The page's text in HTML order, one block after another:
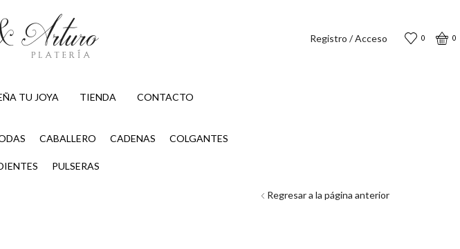
Registro / Acceso 0 0
TU JOYA TIENDA CONTACTO
CABALLERO CADENAS COLGANTES
PULSERAS
Regresar a la página anterior